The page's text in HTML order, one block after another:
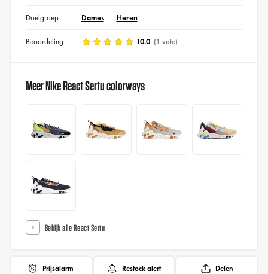
Doelgroep Dames Heren
Beoordeling 10.0 (1 vote)
Meer Nike React Sertu colorways
Bekijk alle React Sertu
Prijsalarm Restock alert Delen